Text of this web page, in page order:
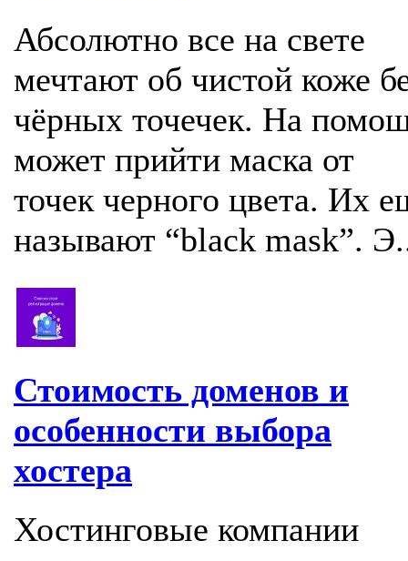
Абсолютно все на свете
мечтают об чистой коже
чёрных точечек. На
может прийти маска от
точек черного цвета. Их
называют “black mask”.
Стоимость доменов и
особенности выбора
хостера
Хостинговые компании